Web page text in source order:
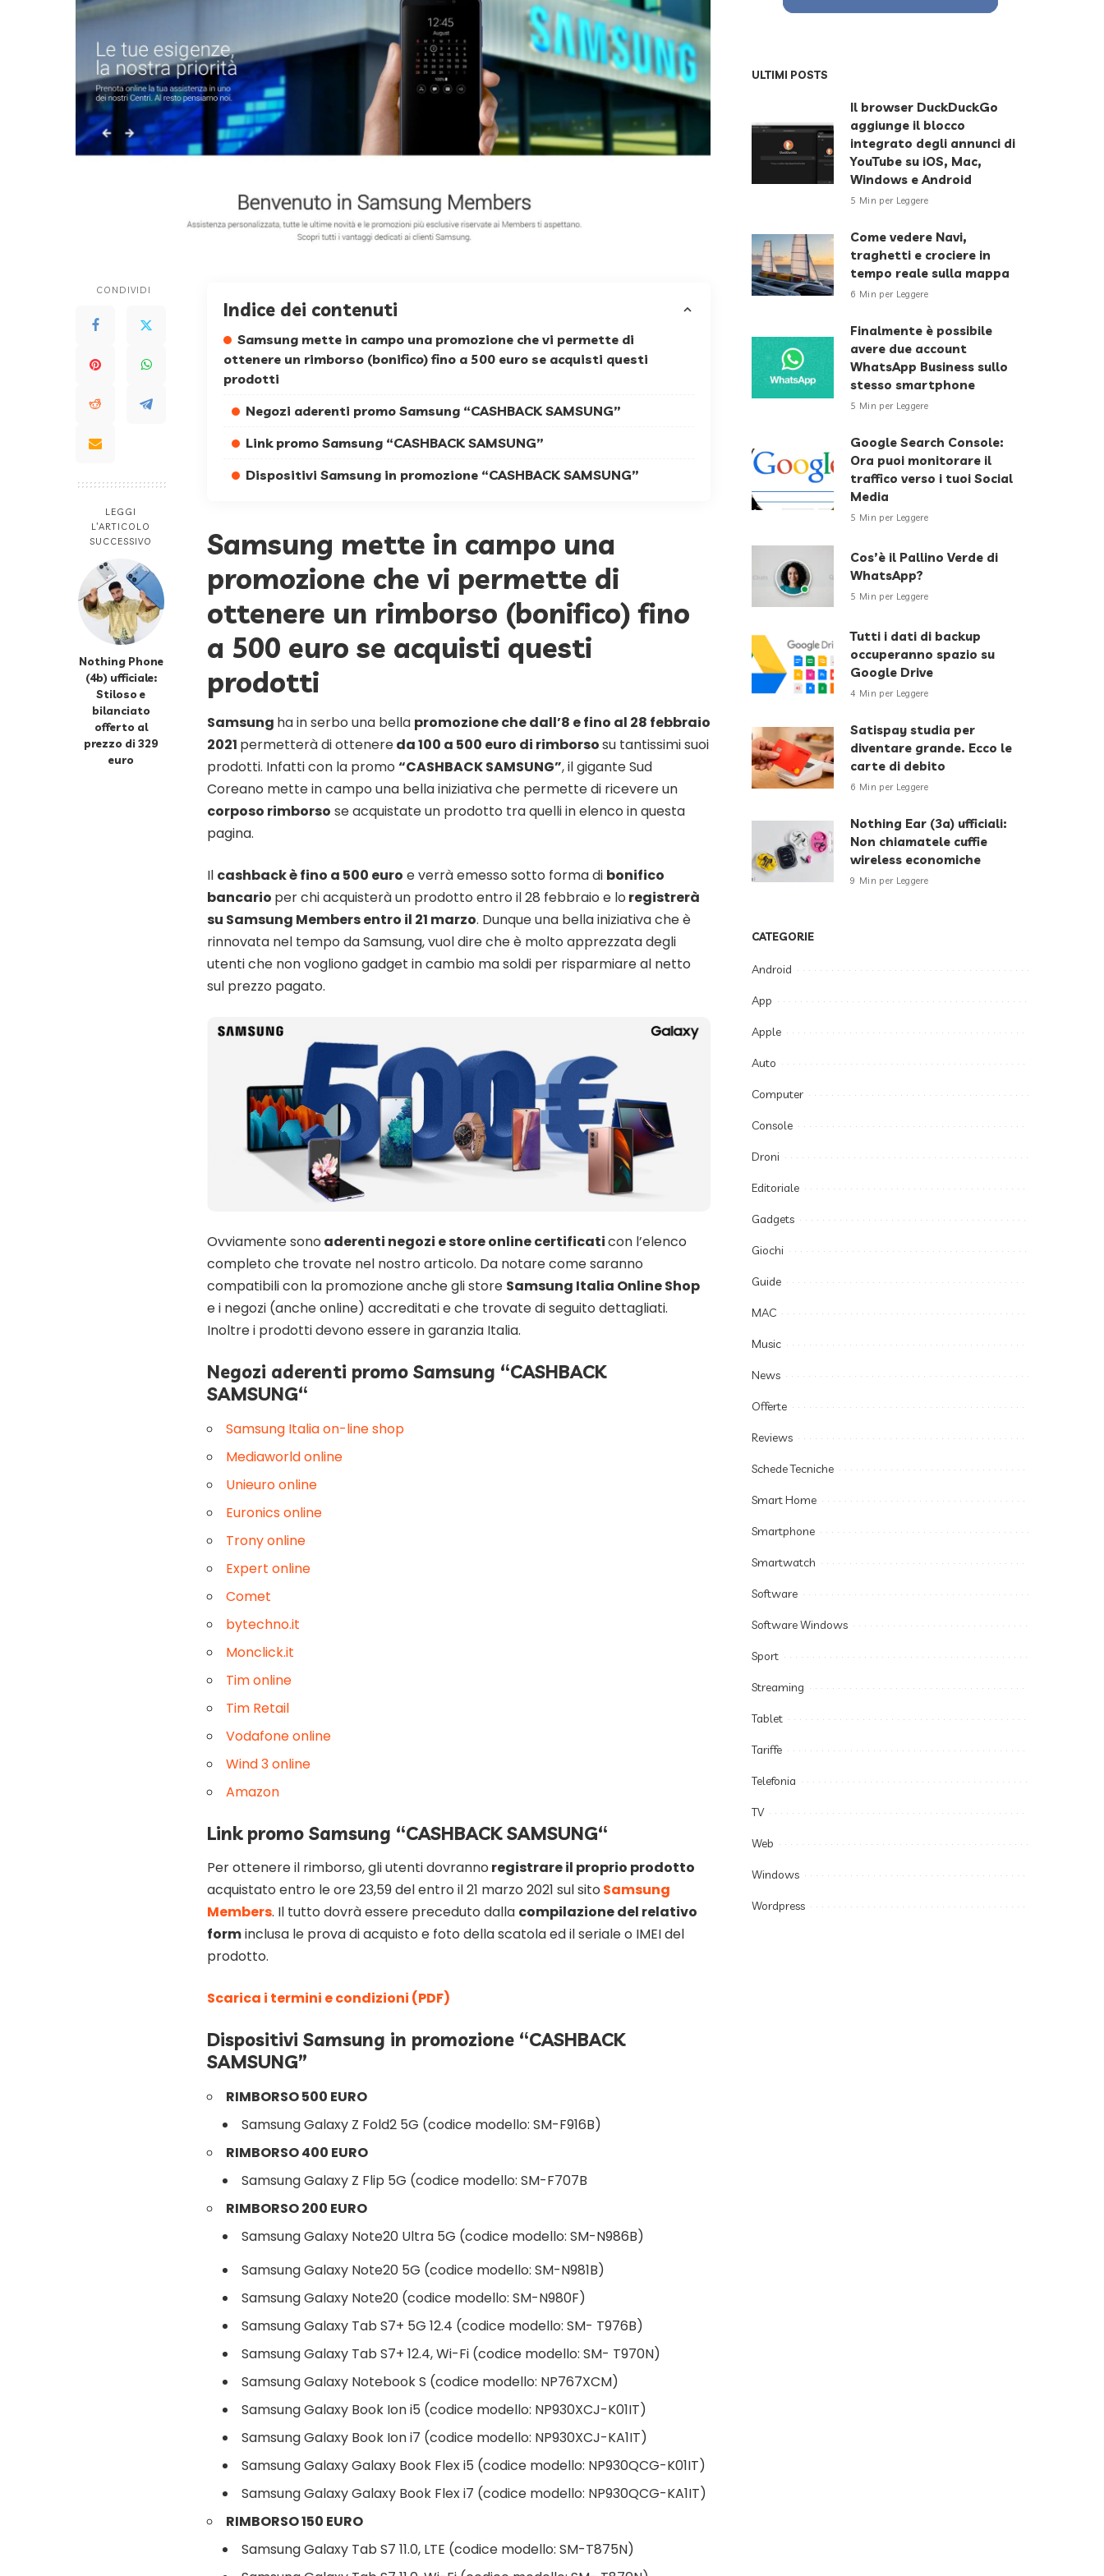
CONDIVIDI
LEGGI
L’ARTICOLO
SUCCESSIVO
Nothing Phone
(4b) ufficiale:
Stiloso e
bilanciato
offerto al
prezzo di 329
euro
Indice dei contenuti
Samsung mette in campo una promozione che vi permette di
ottenere un rimborso (bonifico) fino a 500 euro se acquisti questi
prodotti
Negozi aderenti promo Samsung “CASHBACK SAMSUNG”
Link promo Samsung “CASHBACK SAMSUNG”
Dispositivi Samsung in promozione “CASHBACK SAMSUNG”
Samsung mette in campo una
promozione che vi permette di
ottenere un rimborso (bonifico) fino
a 500 euro se acquisti questi
prodotti
Samsung ha in serbo una bella promozione che dall’8 e fino al 28 febbraio
2021 permetterà di ottenereda 100 a 500 euro di rimborsosu tantissimi suoi
prodotti. Infatti con la promo “CASHBACK SAMSUNG”, il gigante Sud
Coreano mette in campo una bella iniziativa che permette di ricevere un
corposo rimborso se acquistate un prodotto tra quelli in elenco in questa
pagina.
Il cashback è fino a 500 euro e verrà emesso sotto forma di bonifico
bancario per chi acquisterà un prodotto entro il 28 febbraio e lo registrerà
su Samsung Members entro il 21 marzo. Dunque una bella iniziativa che è
rinnovata nel tempo da Samsung, vuol dire che è molto apprezzata degli
utenti che non vogliono gadget in cambio ma soldi per risparmiare al netto
sul prezzo pagato.
Ovviamente sono aderenti negozi e store online certificaticon l’elenco
completo che trovate nel nostro articolo. Da notare come saranno
compatibili con la promozione anche gli store Samsung Italia Online Shop
e i negozi (anche online) accreditati e che trovate di seguito dettagliati.
Inoltre i prodotti devono essere in garanzia Italia.
Negozi aderenti promo Samsung “CASHBACK
SAMSUNG“
Samsung Italia on-line shop
Mediaworld online
Unieuro online
Euronics online
Trony online
Expert online
Comet
bytechno.it
Monclick.it
Tim online
Tim Retail
Vodafone online
Wind 3 online
Amazon
Link promo Samsung “CASHBACK SAMSUNG“
Per ottenere il rimborso, gli utenti dovranno registrare il proprio prodotto
acquistato entro le ore 23,59 del entro il 21 marzo 2021 sul sito Samsung
Members. Il tutto dovrà essere preceduto dalla compilazione del relativo
forminclusa le prova di acquisto e foto della scatola ed il seriale o IMEI del
prodotto.
Scarica i termini e condizioni (PDF)
Dispositivi Samsung in promozione “CASHBACK
SAMSUNG”
RIMBORSO 500 EURO
Samsung Galaxy Z Fold2 5G (codice modello: SM-F916B)
RIMBORSO 400 EURO
​Samsung Galaxy Z Flip 5G (codice modello: SM-F707B
RIMBORSO 200 EURO
Samsung Galaxy Note20 Ultra 5G (codice modello: SM-N986B)
Samsung Galaxy Note20 5G (codice modello: SM-N981B)
Samsung Galaxy Note20 (codice modello: SM-N980F)
Samsung Galaxy Tab S7+ 5G 12.4 (codice modello: SM- T976B)
Samsung Galaxy Tab S7+ 12.4, Wi-Fi (codice modello: SM- T970N)
Samsung Galaxy Notebook S (codice modello: NP767XCM)
Samsung Galaxy Book Ion i5 (codice modello: NP930XCJ-K01IT)
Samsung Galaxy Book Ion i7 (codice modello: NP930XCJ-KA1IT)
Samsung Galaxy Galaxy Book Flex i5 (codice modello: NP930QCG-K01IT)
Samsung Galaxy Galaxy Book Flex i7 (codice modello: NP930QCG-KA1IT)
RIMBORSO 150 EURO
Samsung Galaxy Tab S7 11.0, LTE (codice modello: SM-T875N)
ULTIMI POSTS
Il browser DuckDuckGo
aggiunge il blocco
integrato degli annunci di
YouTube su iOS, Mac,
Windows e Android
5 Min per Leggere
Come vedere Navi,
traghetti e crociere in
tempo reale sulla mappa
6 Min per Leggere
Finalmente è possibile
avere due account
WhatsApp Business sullo
stesso smartphone
5 Min per Leggere
Google Search Console:
Ora puoi monitorare il
traffico verso i tuoi Social
Media
5 Min per Leggere
Cos’è il Pallino Verde di
WhatsApp?
5 Min per Leggere
Tutti i dati di backup
occuperanno spazio su
Google Drive
4 Min per Leggere
Satispay studia per
diventare grande. Ecco le
carte di debito
6 Min per Leggere
Nothing Ear (3a) ufficiali:
Non chiamatele cuffie
wireless economiche
9 Min per Leggere
CATEGORIE
Android
App
Apple
Auto
Computer
Console
Droni
Editoriale
Gadgets
Giochi
Guide
MAC
Music
News
Offerte
Reviews
Schede Tecniche
Smart Home
Smartphone
Smartwatch
Software
Software Windows
Sport
Streaming
Tablet
Tariffe
Telefonia
TV
Web
Windows
Wordpress